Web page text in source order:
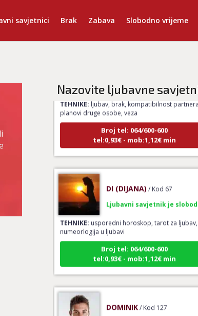
savjetnici Brak Zabava Slobodno vrijeme
Nazovite ljubavne
ljubav, brak, kompatibilnost partnera,
planovi druge osobe, veza
Broj tel: 064/600-600
tel:0,93€ - mob:1,12€ min
TEHNIKE:usporedni horoskop, tarot za ljubav,
numeorlogija u ljubavi
Broj tel: 064/600-600
tel:0,93€ - mob:1,12€ min